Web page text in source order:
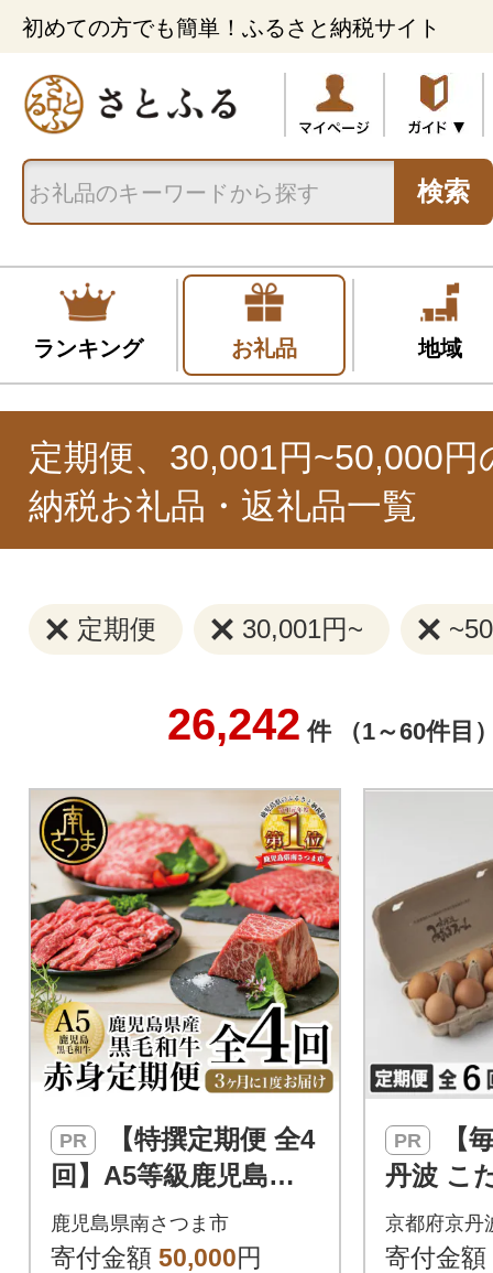
初めての方でも簡単！ふるさと納税サイト
検索
ランキング お礼品 地域
定期便、30,001円~50,000
納税お礼品・返礼品一覧
定期便 30,001円~
26,242 件 （1～60件目
PR
回】A5等級鹿児島産
黒毛和牛赤身定期便
牛肉 冷凍 焼肉 ステー
鹿児島県南さつま市
寄付金額 50,000円
PR
丹波 こ
くろ丹
京都府京丹
寄付金額